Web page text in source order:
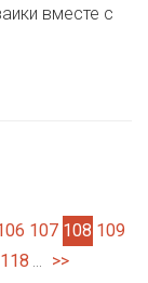
вместе с
107 108 109
118 ... >>